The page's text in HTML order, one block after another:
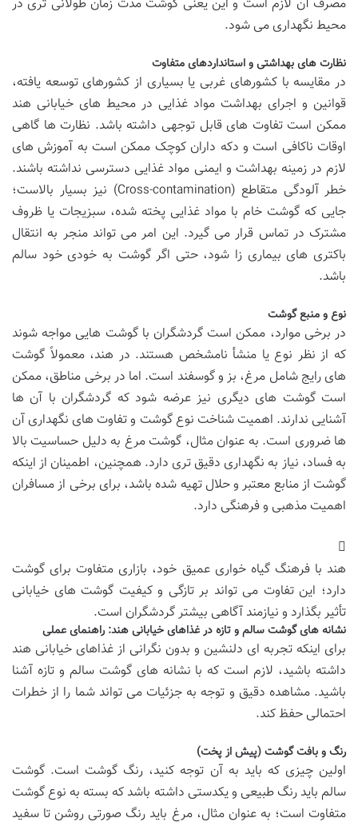
مصرف آن لازم است و این یعنی گوشت مدت زمان طولانی تری در
محیط نگهداری می شود.
نظارت های بهداشتی و استانداردهای متفاوت
در مقایسه با کشورهای غربی یا بسیاری از کشورهای توسعه یافته،
قوانین و اجرای بهداشت مواد غذایی در محیط های خیابانی هند
ممکن است تفاوت های قابل توجهی داشته باشد. نظارت ها گاهی
اوقات ناکافی است و دکه داران کوچک ممکن است به آموزش های
لازم در زمینه بهداشت و ایمنی مواد غذایی دسترسی نداشته باشند.
خطر آلودگی متقاطع (Cross-contamination) نیز بسیار بالاست؛
جایی که گوشت خام با مواد غذایی پخته شده، سبزیجات یا ظروف
مشترک در تماس قرار می گیرد. این امر می تواند منجر به انتقال
باکتری های بیماری زا شود، حتی اگر گوشت به خودی خود سالم
باشد.
نوع و منبع گوشت
در برخی موارد، ممکن است گردشگران با گوشت هایی مواجه شوند
که از نظر نوع یا منشأ نامشخص هستند. در هند، معمولاً گوشت
های رایج شامل مرغ، بز و گوسفند است. اما در برخی مناطق، ممکن
است گوشت های دیگری نیز عرضه شود که گردشگران با آن ها
آشنایی ندارند. اهمیت شناخت نوع گوشت و تفاوت های نگهداری آن
ها ضروری است. به عنوان مثال، گوشت مرغ به دلیل حساسیت بالا
به فساد، نیاز به نگهداری دقیق تری دارد. همچنین، اطمینان از اینکه
گوشت از منابع معتبر و حلال تهیه شده باشد، برای برخی از مسافران
اهمیت مذهبی و فرهنگی دارد.
هند با فرهنگ گیاه خواری عمیق خود، بازاری متفاوت برای گوشت
دارد؛ این تفاوت می تواند بر تازگی و کیفیت گوشت های خیابانی
تأثیر بگذارد و نیازمند آگاهی بیشتر گردشگران است.
نشانه های گوشت سالم و تازه در غذاهای خیابانی هند: راهنمای عملی
برای اینکه تجربه ای دلنشین و بدون نگرانی از غذاهای خیابانی هند
داشته باشید، لازم است که با نشانه های گوشت سالم و تازه آشنا
باشید. مشاهده دقیق و توجه به جزئیات می تواند شما را از خطرات
احتمالی حفظ کند.
رنگ و بافت گوشت (پیش از پخت)
اولین چیزی که باید به آن توجه کنید، رنگ گوشت است. گوشت
سالم باید رنگ طبیعی و یکدستی داشته باشد که بسته به نوع گوشت
متفاوت است؛ به عنوان مثال، مرغ باید رنگ صورتی روشن تا سفید